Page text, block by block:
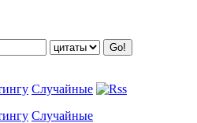
Случайные
Случайные